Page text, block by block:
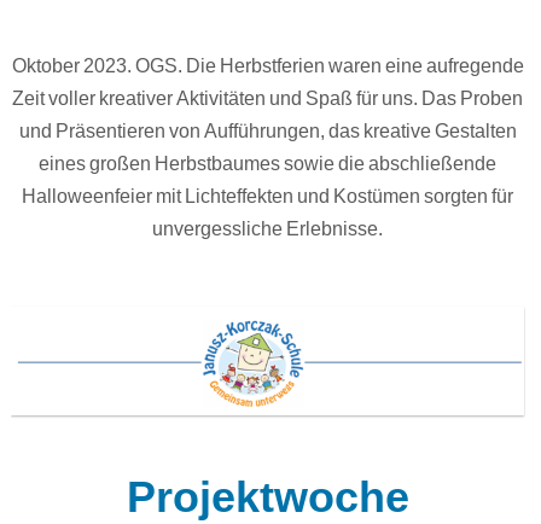
Oktober 2023. OGS. Die Herbstferien waren eine aufregende
Zeit voller kreativer Aktivitäten und Spaß für uns. Das Proben
und Präsentieren von Aufführungen, das kreative Gestalten
eines großen Herbstbaumes sowie die abschließende
Halloweenfeier mit Lichteffekten und Kostümen sorgten für
unvergessliche Erlebnisse.
Projektwoche